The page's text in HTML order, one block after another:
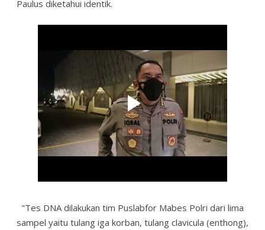
Paulus diketahui identik.
"Tes DNA dilakukan tim Puslabfor Mabes Polri dari lima
sampel yaitu tulang iga korban, tulang clavicula (enthong),